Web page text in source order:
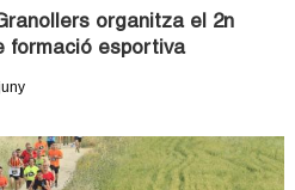
organitza el 2n
formació esportiva